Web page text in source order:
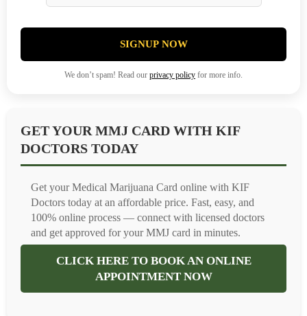
SIGNUP NOW
We don’t spam! Read our privacy policy for more info.
GET YOUR MMJ CARD WITH KIF
DOCTORS TODAY
Get your Medical Marijuana Card online with KIF
Doctors today at an affordable price. Fast, easy, and
100% online process — connect with licensed doctors
and get approved for your MMJ card in minutes.
CLICK HERE TO BOOK AN ONLINE
APPOINTMENT NOW